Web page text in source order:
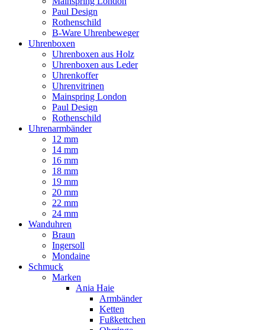
Paul Design
Rothenschild
B-Ware Uhrenbeweger
Uhrenboxen
Uhrenboxen aus Holz
Uhrenboxen aus Leder
Uhrenkoffer
Uhrenvitrinen
Mainspring London
Paul Design
Rothenschild
Uhrenarmbänder
12 mm
14 mm
16 mm
18 mm
19 mm
20 mm
22 mm
24 mm
Wanduhren
Braun
Ingersoll
Mondaine
Schmuck
Marken
Ania Haie
Armbänder
Ketten
Fußkettchen